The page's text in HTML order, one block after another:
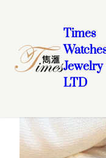
Times
Jewelry
LTD
首頁/首飾/ Jade/ 18K白